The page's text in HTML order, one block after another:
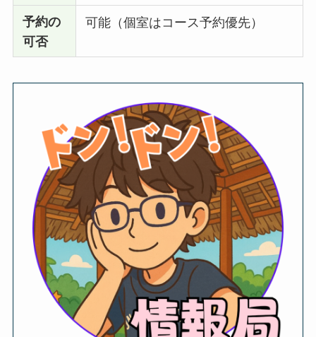
予約の
可否
可能（個室はコース予約優先）